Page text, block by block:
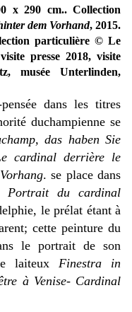
x 290 cm.. Collection
dem Vorhand, 2015.
particulière © Le
presse 2018, visite
musée Unterlinden,
dans les titres
duchampienne se
das haben Sie
cardinal derrière le
. se place dans
Portrait du cardinal
le prélat étant à
cette peinture du
le portrait de son
laiteux Finestra in
à Venise- Cardinal